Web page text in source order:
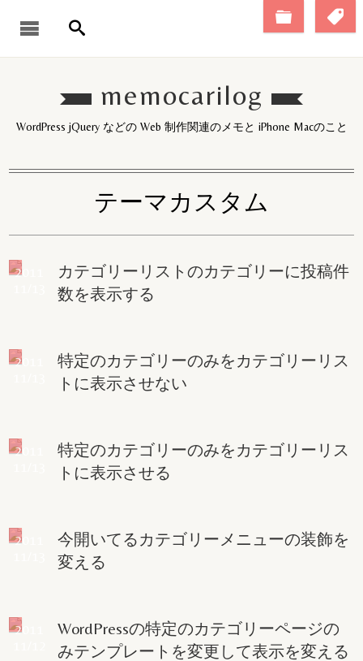
memocarilog
WordPress jQuery などの Web 制作関連のメモと iPhone Macのこと
テーマカスタム
2011
カテゴリーリストのカテゴリーに投稿件
数を表示する
2011
特定のカテゴリーのみをカテゴリーリス
トに表示させない
2011
特定のカテゴリーのみをカテゴリーリス
トに表示させる
2011
今開いてるカテゴリーメニューの装飾を
変える
2011
WordPressの特定のカテゴリーページの
みテンプレートを変更して表示を変える